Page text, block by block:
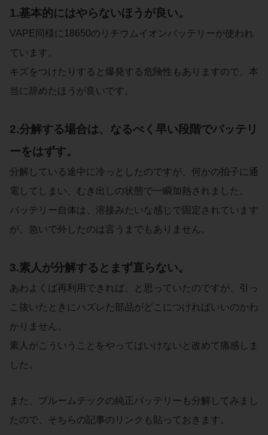
1.基本的にはやらないほうが良い。
VAPE同様に18650のリチウムイオンバッテリーが使われ
ています。
キズをつけたりすると爆発する危険性もありますので、本
当に辞めたほうが良いです。
2.分解する場合は、なるべく早い段階でバッテリ
ーをはずす。
分解している途中に冷っとしたのですが、何かの拍子に通
電してしまい、むき出しの状態で一瞬加熱されました。
バッテリー自体は、溶接みたいな感じで固定されています
が、急いで外したのは言うまでもありません。
3.素人が分解するとまず直らない。
あわよくば再利用できれば、と思っていたのですが、引っ
こ抜いたときにハズレた部品がどこにつければいいのかわ
かりません。
素人がこういうことをやってはいけないと改めて痛感しま
した。
また、プルームテックの純正バッテリーも分解してみまし
たので、そちらの記事のリンクも貼っておきます。